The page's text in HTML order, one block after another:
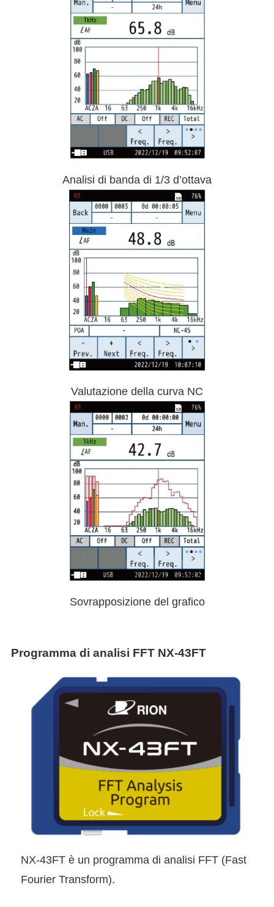
Analisi di banda di 1/3 d’ottava
Valutazione della curva NC
Sovrapposizione del grafico
Programma di analisi FFT NX-43FT
NX-43FT è un programma di analisi FFT (Fast
Fourier Transform).